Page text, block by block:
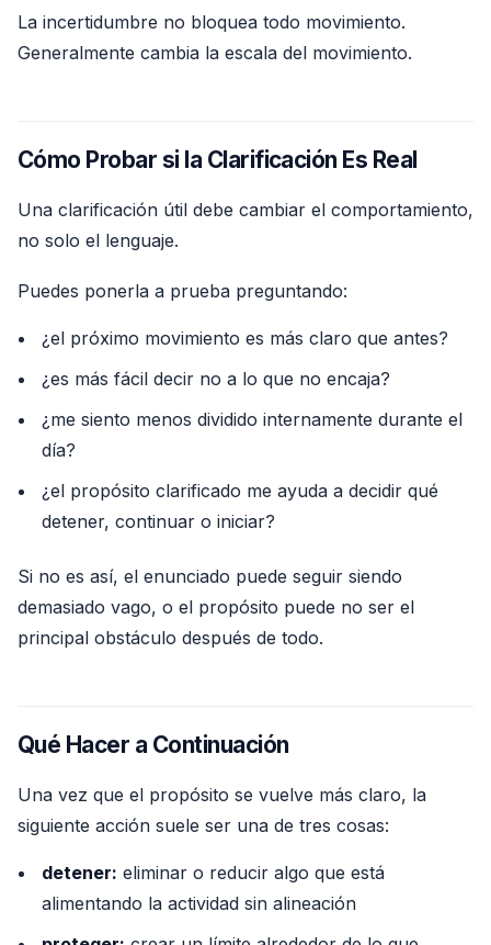
La incertidumbre no bloquea todo movimiento.
Generalmente cambia la escala del movimiento.
Cómo Probar si la Clarificación Es Real
Una clarificación útil debe cambiar el comportamiento,
no solo el lenguaje.
Puedes ponerla a prueba preguntando:
¿el próximo movimiento es más claro que antes?
¿es más fácil decir no a lo que no encaja?
¿me siento menos dividido internamente durante el
día?
¿el propósito clarificado me ayuda a decidir qué
detener, continuar o iniciar?
Si no es así, el enunciado puede seguir siendo
demasiado vago, o el propósito puede no ser el
principal obstáculo después de todo.
Qué Hacer a Continuación
Una vez que el propósito se vuelve más claro, la
siguiente acción suele ser una de tres cosas:
detener: eliminar o reducir algo que está
alimentando la actividad sin alineación